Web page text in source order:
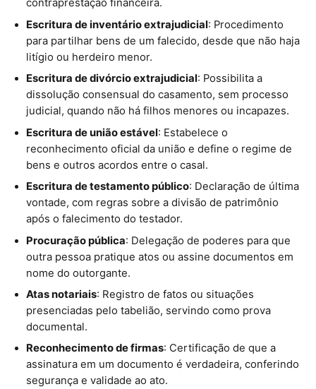
contraprestação financeira.
Escritura de inventário extrajudicial: Procedimento
para partilhar bens de um falecido, desde que não haja
litígio ou herdeiro menor.
Escritura de divórcio extrajudicial: Possibilita a
dissolução consensual do casamento, sem processo
judicial, quando não há filhos menores ou incapazes.
Escritura de união estável: Estabelece o
reconhecimento oficial da união e define o regime de
bens e outros acordos entre o casal.
Escritura de testamento público: Declaração de última
vontade, com regras sobre a divisão de patrimônio
após o falecimento do testador.
Procuração pública: Delegação de poderes para que
outra pessoa pratique atos ou assine documentos em
nome do outorgante.
Atas notariais: Registro de fatos ou situações
presenciadas pelo tabelião, servindo como prova
documental.
Reconhecimento de firmas: Certificação de que a
assinatura em um documento é verdadeira, conferindo
segurança e validade ao ato.